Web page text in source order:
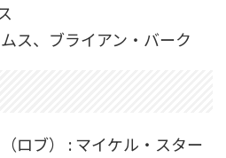
ス、ブライアン・バーク
ロブ） : マイケル・スター